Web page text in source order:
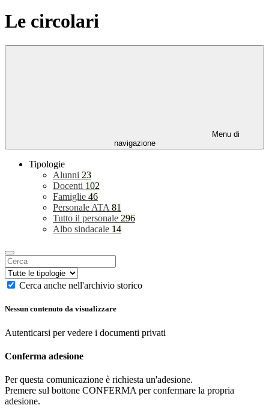
Le circolari
Menu di
navigazione
Tipologie
Alunni 23
Docenti 102
Famiglie 46
Personale ATA 81
Tutto il personale 296
Albo sindacale 14
Cerca anche nell'archivio storico
Nessun contenuto da visualizzare
Autenticarsi per vedere i documenti privati
Conferma adesione
Per questa comunicazione è richiesta un'adesione.
Premere sul bottone CONFERMA per confermare la propria
adesione.